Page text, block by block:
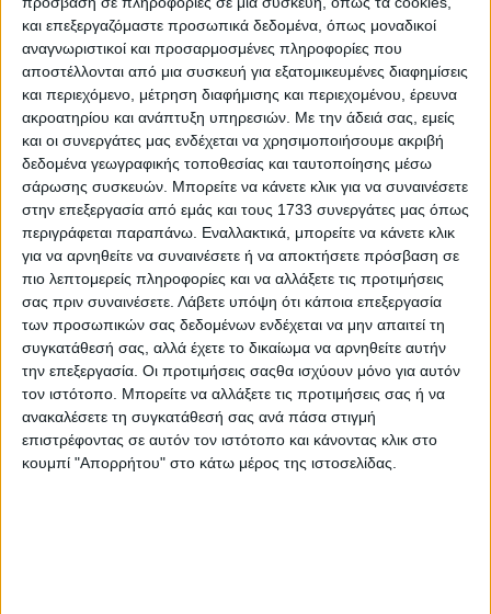
και επεξεργαζόμαστε προσωπικά δεδομένα, όπως μοναδικοί
αναγνωριστικοί και προσαρμοσμένες πληροφορίες που
αποστέλλονται από μια συσκευή για εξατομικευμένες διαφημίσεις
και περιεχόμενο, μέτρηση διαφήμισης και περιεχομένου, έρευνα
ακροατηρίου και ανάπτυξη υπηρεσιών. Με την άδειά σας, εμείς
και οι συνεργάτες μας ενδέχεται να χρησιμοποιήσουμε ακριβή
δεδομένα γεωγραφικής τοποθεσίας και ταυτοποίησης μέσω
σάρωσης συσκευών. Μπορείτε να κάνετε κλικ για να συναινέσετε
στην επεξεργασία από εμάς και τους 1733 συνεργάτες μας όπως
περιγράφεται παραπάνω. Εναλλακτικά, μπορείτε να κάνετε κλικ
για να αρνηθείτε να συναινέσετε ή να αποκτήσετε πρόσβαση σε
πιο λεπτομερείς πληροφορίες και να αλλάξετε τις προτιμήσεις
σας πριν συναινέσετε. Λάβετε υπόψη ότι κάποια επεξεργασία
των προσωπικών σας δεδομένων ενδέχεται να μην απαιτεί τη
συγκατάθεσή σας, αλλά έχετε το δικαίωμα να αρνηθείτε αυτήν
την επεξεργασία. Οι προτιμήσεις σαςθα ισχύουν μόνο για αυτόν
τον ιστότοπο. Μπορείτε να αλλάξετε τις προτιμήσεις σας ή να
ανακαλέσετε τη συγκατάθεσή σας ανά πάσα στιγμή
επιστρέφοντας σε αυτόν τον ιστότοπο και κάνοντας κλικ στο
κουμπί "Απορρήτου" στο κάτω μέρος της ιστοσελίδας.
τα ανωτέρω στοιχεία, τα οχήματα ATV αντιστοιχούν
περίπου στο 0,23% του συνόλου των εμπλεκόμενων
οχημάτων σε τροχαία ατυχήματα. Ακόμη και αν
συνυπολογιστεί η ευρύτερη κατηγορία των
τετράτροχων οχημάτων, το σχετικό ποσοστό
παραμένει εξαιρετικά περιορισμένο.
ΣΕΜΕ: Μέτρο δυσανάλογο και ανεπαρκώς
αιτιολογημένο
Συνεπώς, η πρόταση για καθολική απαγόρευση της
κυκλοφορίας των οχημάτων ATV δεν προκύπτει ως
τεκμηριωμένη πολιτική οδικής ασφάλειας.
Αντιθέτως, εμφανίζεται ως μέτρο δυσανάλογο και
ανεπαρκώς αιτιολογημένο σε σχέση με την
πραγματική στατιστική εικόνα.
Ιδιαίτερη σημασία έχει ότι τα στοιχεία αυτά
αφορούν εμπλεκόμενα οχήματα σε τροχαία